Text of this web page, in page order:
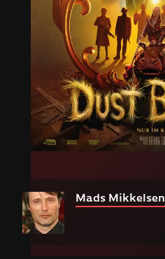
Mads Mikkelsen